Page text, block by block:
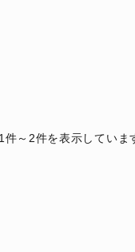
～2件を表示していま